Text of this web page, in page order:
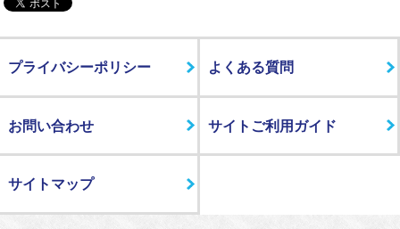
プライバシーポリシー よくある質問
お問い合わせ サイトご利用ガイド
サイトマップ